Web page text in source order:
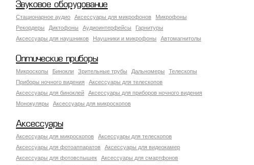
Звуковое оборудование
Стационарное аудио Аксессуары для микрофонов
Микрофоны
Рекордеры
Диктофоны Аудиоинтерфейсы
Гарнитуры
Аксессуары для наушников
Наушники и микрофоны Автомагнитолы
Оптические приборы
Микроскопы Бинокли Зрительные трубы Дальномеры
Телескопы
Приборы ночного видения
Аксессуары для телескопов
Аксессуары для биноклей
Аксессуары для приборов ночного видения
Монокуляры
Аксессуары для микроскопов
Аксессуары
Аксессуары для микроскопов
Аксессуары для телескопов
Аксессуары для фотоаппаратов
Аксессуары для видеокамер
Аксессуары для фотовспышек
Аксессуары для смартфонов